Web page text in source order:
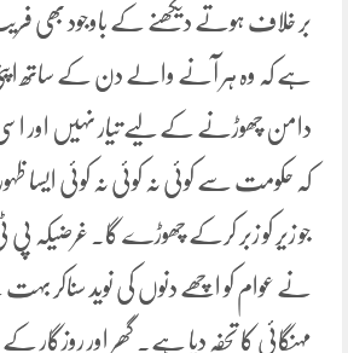
بر خلاف ہوتے دیکھنے کے باوجود بھی
ہے کہ وہ ہر آنے والے دن کے ساتھ
دامن چھوڑنے کے لیے تیار نہیں اور اسی
کہ حکومت سے کوئی نہ کوئی نہ کوئی ایسا
جو زیر کو زبر کرکے چھوڑے گا۔ غرضیکہ
نے عوام کو اچھے دنوں کی نوید سناکر
مہنگائی کا تحفہ دیا ہے۔ گھر اور روزگار